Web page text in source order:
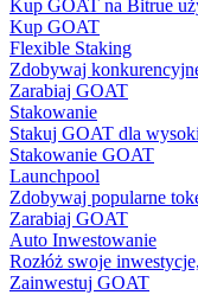
Przewodnik
Przewodnik dla
Kup GOAT na Bitrue
Kup GOAT
Flexible Staking
Zdobywaj
Zarabiaj GOAT
Stakowanie
Stakuj GOAT dla
Stakowanie GOAT
Launchpool
Zdobywaj popularne
Zarabiaj GOAT
Auto Inwestowanie
Rozłóż swoje
Zainwestuj GOAT